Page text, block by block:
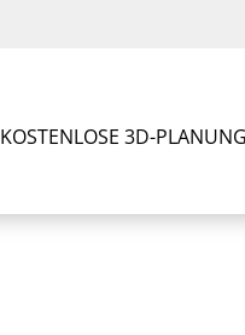
KOSTENLOSE 3D-PLANUNG